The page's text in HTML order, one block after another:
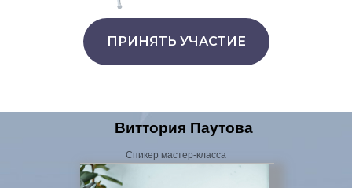
ПРИНЯТЬ УЧАСТИЕ
Виттория Паутова
Спикер мастер-класса